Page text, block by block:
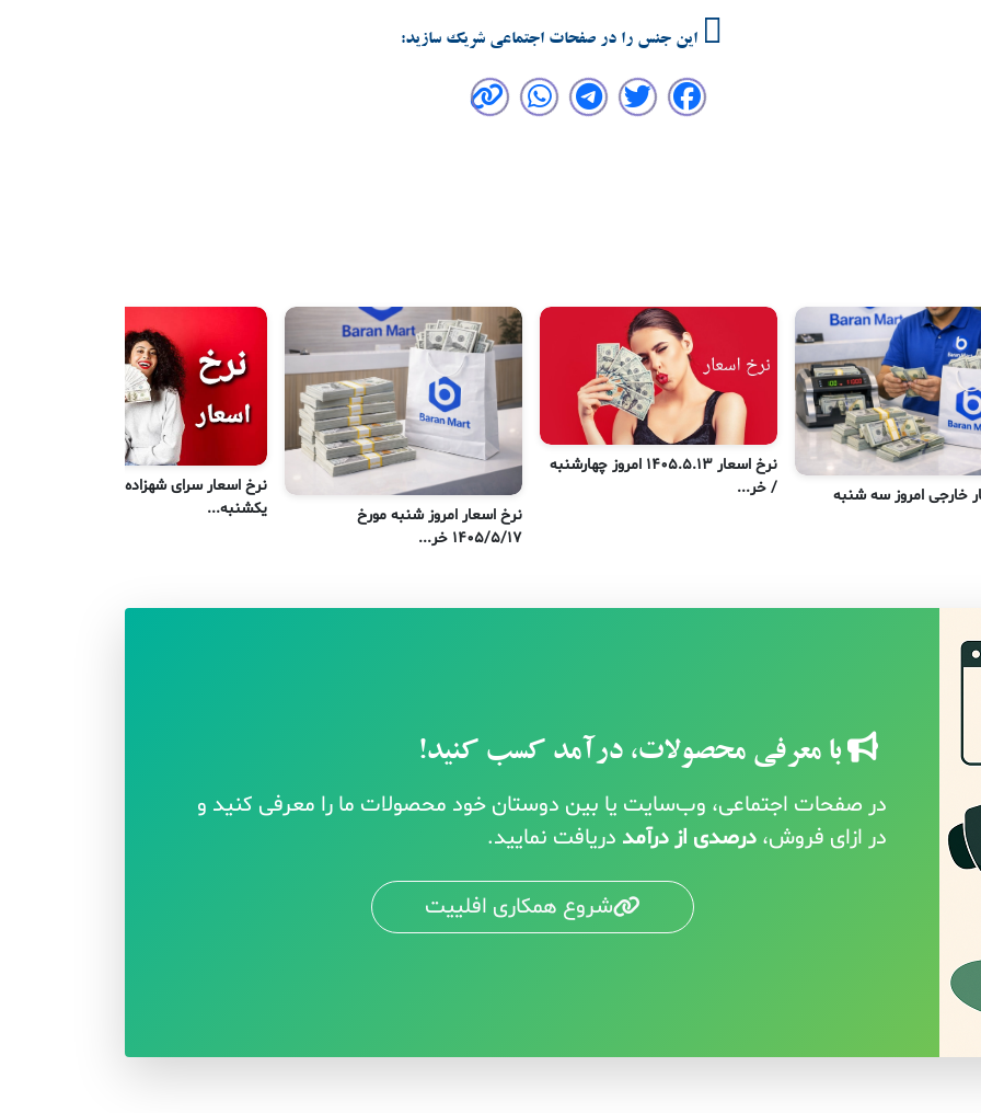
این جنس را در صفحات اجتماعی شریک سازید:
نرخ اسعار سرای شهزاده کابل امروز
یکشنبه...
نرخ اسعار امروز شنبه مورخ
۱۴۰۵/۵/۱۷ خر...
نرخ اسعار 1405.5.13 امروز چهارشنبه
/ خر...
خارجی امروز سه شنبه
با معرفی محصولات، درآمد کسب کنید!
در صفحات اجتماعی، وب‌سایت یا بین دوستان خود محصولات ما را معرفی کنید و
در ازای فروش، درصدی از درآمد دریافت نمایید.
شروع همکاری افلییت